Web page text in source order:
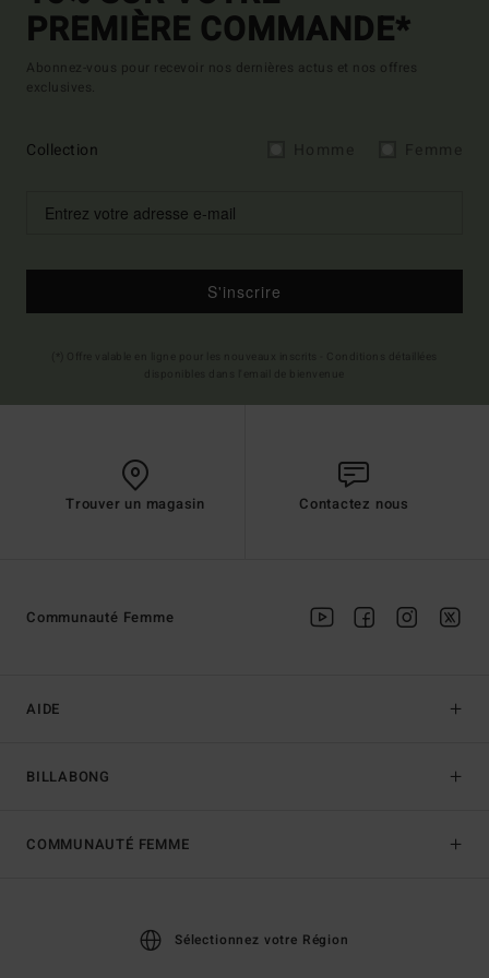
PREMIÈRE COMMANDE*
Abonnez-vous pour recevoir nos dernières actus et nos offres
exclusives.
Collection
S'inscrire
Trouver un magasin Contactez nous
AIDE
BILLABONG
Communauté Femme
COMMUNAUTÉ FEMME
Sélectionnez votre Région